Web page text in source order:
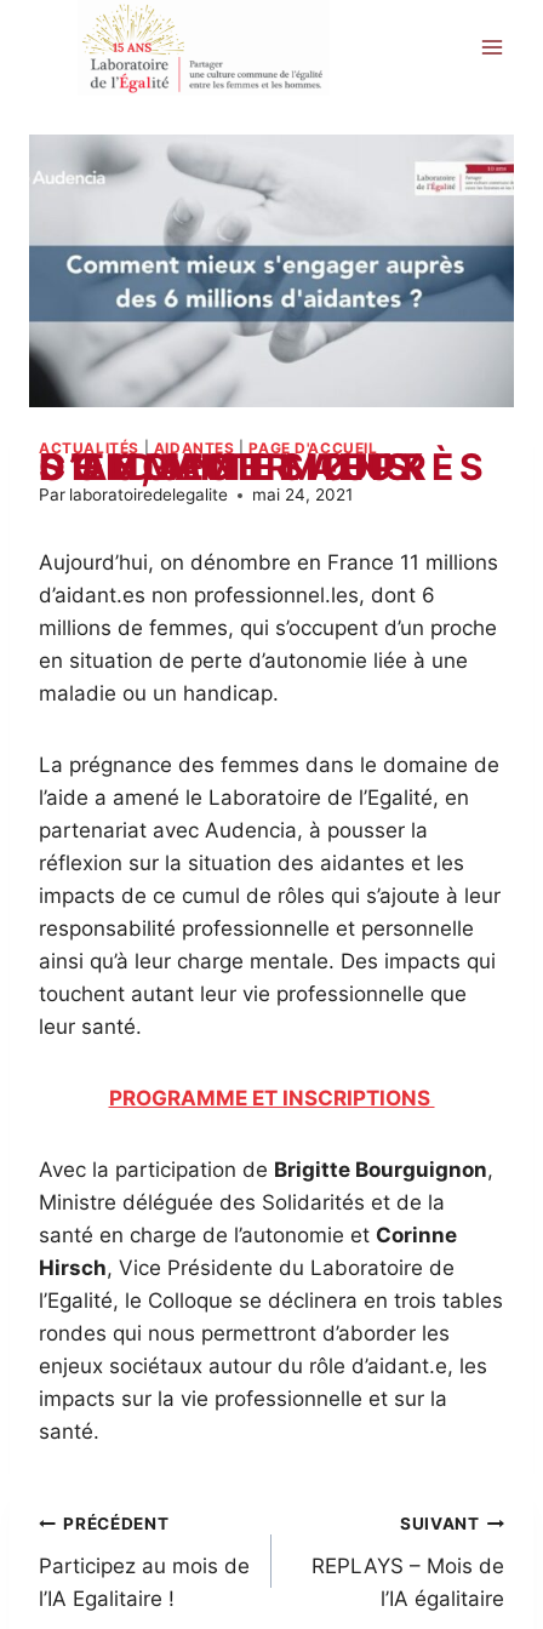
ACTUALITÉS AIDANTES |PAGE D'ACCUEIL
COMMENT MIEUX S’ENGAGER AUPRÈS DE 6,5 MILLIONS D’AIDANTES ?
Par laboratoiredelegalite mai 24, 2021
Aujourd’hui, on dénombre en France 11 millions
d’aidant.es non professionnel.les, dont 6
millions de femmes, qui s’occupent d’un proche
en situation de perte d’autonomie liée à une
maladie ou un handicap.
La prégnance des femmes dans le domaine de
l’aide a amené le Laboratoire de l’Egalité, en
partenariat avec Audencia, à pousser la
réflexion sur la situation des aidantes et les
impacts de ce cumul de rôles qui s’ajoute à leur
responsabilité professionnelle et personnelle
ainsi qu’à leur charge mentale. Des impacts qui
touchent autant leur vie professionnelle que
leur santé.
PROGRAMME ET INSCRIPTIONS
Avec la participation de Brigitte Bourguignon,
Ministre déléguée des Solidarités et de la
santé en charge de l’autonomie et Corinne
Hirsch, Vice Présidente du Laboratoire de
l’Egalité, le Colloque se déclinera en trois tables
rondes qui nous permettront d’aborder les
enjeux sociétaux autour du rôle d’aidant.e, les
impacts sur la vie professionnelle et sur la
santé.
Navigation
de
PRÉCÉDENT
Participez au mois de
l’IA Egalitaire !
SUIVANT
REPLAYS – Mois de
l’IA égalitaire